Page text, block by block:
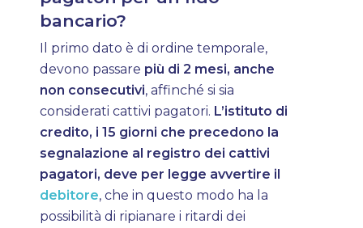
bancario?
Il primo dato è di ordine temporale,
devono passare più di 2 mesi, anche
non consecutivi, affinché si sia
considerati cattivi pagatori. L’istituto di
credito, i 15 giorni che precedono la
segnalazione al registro dei cattivi
pagatori, deve per legge avvertire il
debitore, che in questo modo ha la
possibilità di ripianare i ritardi dei